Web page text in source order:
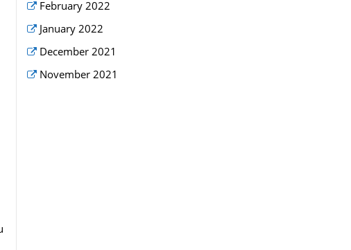
February 2022
January 2022
December 2021
November 2021